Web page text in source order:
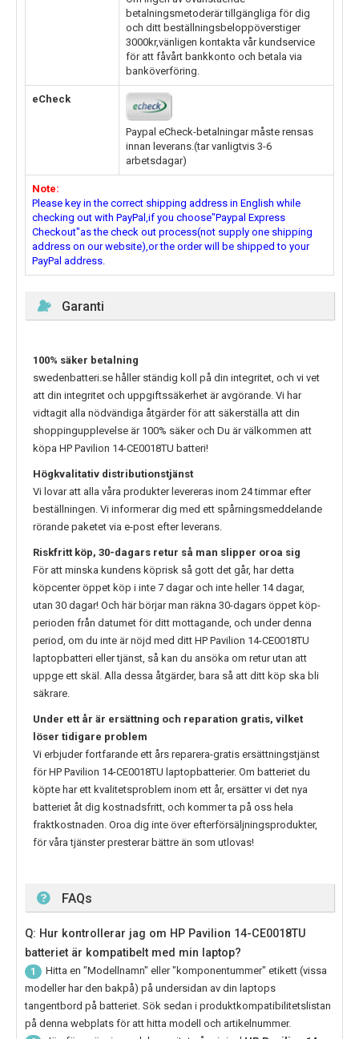
betalningsmetoderär tillgängliga för dig
och ditt beställningsbeloppöverstiger
3000kr,vänligen kontakta vår kundservice
för att fåvårt bankkonto och betala via
banköverföring.
eCheck
Paypal eCheck-betalningar måste rensas
innan leverans.(tar vanligtvis 3-6
arbetsdagar)
Note:
Please key in the correct shipping address in English while
checking out with PayPal,if you choose"Paypal Express
Checkout"as the check out process(not supply one shipping
address on our website),or the order will be shipped to your
PayPal address.
Garanti
100% säker betalning
swedenbatteri.se håller ständig koll på din integritet, och vi vet
att din integritet och uppgiftssäkerhet är avgörande. Vi har
vidtagit alla nödvändiga åtgärder för att säkerställa att din
shoppingupplevelse är 100% säker och Du är välkommen att
köpa HP Pavilion 14-CE0018TU batteri!
Högkvalitativ distributionstjänst
Vi lovar att alla våra produkter levereras inom 24 timmar efter
beställningen. Vi informerar dig med ett spårningsmeddelande
rörande paketet via e-post efter leverans.
Riskfritt köp, 30-dagars retur så man slipper oroa sig
För att minska kundens köprisk så gott det går, har detta
köpcenter öppet köp i inte 7 dagar och inte heller 14 dagar,
utan 30 dagar! Och här börjar man räkna 30-dagars öppet köp-
perioden från datumet för ditt mottagande, och under denna
period, om du inte är nöjd med ditt HP Pavilion 14-CE0018TU
laptopbatteri eller tjänst, så kan du ansöka om retur utan att
uppge ett skäl. Alla dessa åtgärder, bara så att ditt köp ska bli
säkrare.
Under ett år är ersättning och reparation gratis, vilket
löser tidigare problem
Vi erbjuder fortfarande ett års reparera-gratis ersättningstjänst
förHP Pavilion 14-CE0018TU laptopbatterier. Om batteriet du
köpte har ett kvalitetsproblem inom ett år, ersätter vi det nya
batteriet åt dig kostnadsfritt, och kommer ta på oss hela
fraktkostnaden. Oroa dig inte över efterförsäljningsprodukter,
för våra tjänster presterar bättre än som utlovas!
FAQs
Q: Hur kontrollerar jag om HP Pavilion 14-CE0018TU
batteriet är kompatibelt med min laptop?
1
Hitta en "Modellnamn" eller "komponentummer" etikett (vissa
modeller har den bakpå) på undersidan av din laptops
tangentbord på batteriet. Sök sedan i produktkompatibilitetslistan
på denna webplats för att hitta modell och artikelnummer.